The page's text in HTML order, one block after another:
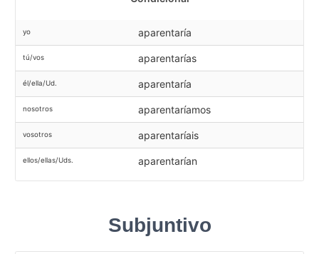
yo aparentaría
tú/vos aparentarías
él/ella/Ud. aparentaría
nosotros aparentaríamos
vosotros aparentaríais
ellos/ellas/Uds. aparentarían
Subjuntivo